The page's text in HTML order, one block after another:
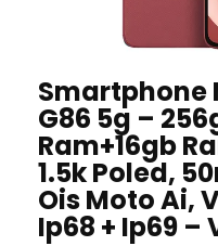
Smartphone
G86 5g –
Ram+16gb
1.5k Poled,
Ois Moto Ai,
Ip68 + Ip69 –